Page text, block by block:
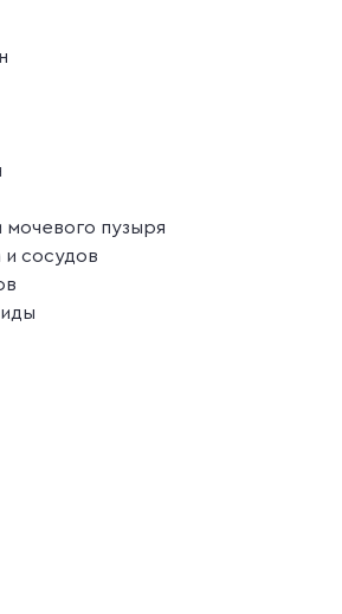
мочевого пузыря
и сосудов